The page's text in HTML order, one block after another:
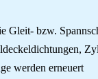
Gleit- bzw.
werden erneuert